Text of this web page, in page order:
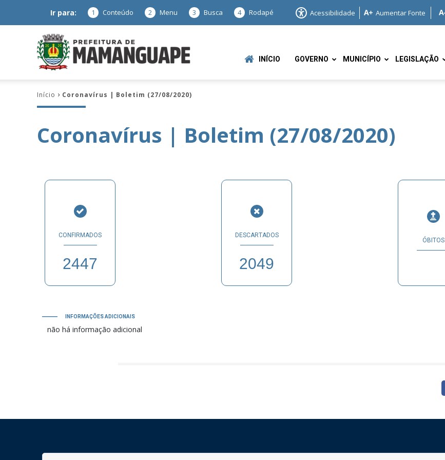
Ir para: 1 Conteúdo 2 Menu 3 Busca 4 Rodapé Acessibilidade Aumentar Fonte
INÍCIO GOVERNO MUNICÍPIO LEGISLAÇÃO
Início Coronavírus | Boletim (27/08/2020)
Coronavírus | Boletim (27/08/2020)
CONFIRMADOS
2447
DESCARTADOS
2049
ÓBITOS
INFORMAÇÕES ADICIONAIS
não há informação adicional